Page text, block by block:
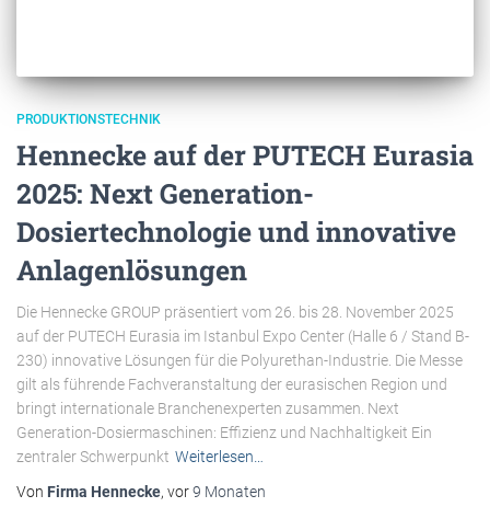
PRODUKTIONSTECHNIK
Hennecke auf der PUTECH Eurasia
2025: Next Generation-
Dosiertechnologie und innovative
Anlagenlösungen
Die Hennecke GROUP präsentiert vom 26. bis 28. November 2025
auf der PUTECH Eurasia im Istanbul Expo Center (Halle 6 / Stand B-
230) innovative Lösungen für die Polyurethan-Industrie. Die Messe
gilt als führende Fachveranstaltung der eurasischen Region und
bringt internationale Branchenexperten zusammen. Next
Generation-Dosiermaschinen: Effizienz und Nachhaltigkeit Ein
zentraler Schwerpunkt Weiterlesen…
Von Firma Hennecke, vor9 Monaten